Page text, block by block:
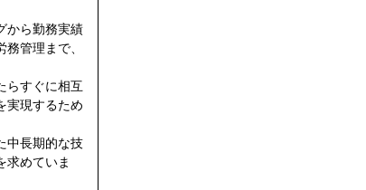
から勤務実績
管理まで、
らすぐに相互
実現するため
中長期的な技
求めていま